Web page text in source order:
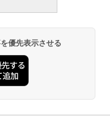
優先表示させる